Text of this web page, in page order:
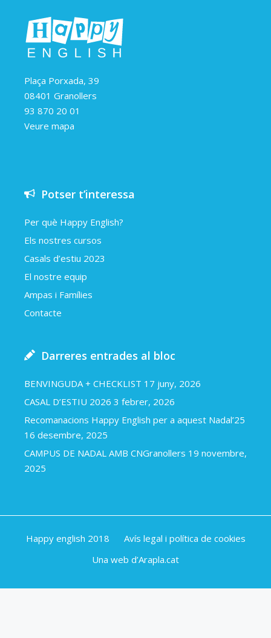
Plaça Porxada, 39
08401 Granollers
93 870 20 01
Veure mapa
Potser t’interessa
Per què Happy English?
Els nostres cursos
Casals d’estiu 2023
El nostre equip
Ampas i Famílies
Contacte
Darreres entrades al bloc
BENVINGUDA + CHECKLIST 17 juny, 2026
CASAL D’ESTIU 2026 3 febrer, 2026
Recomanacions Happy English per a aquest Nadal’25
16 desembre, 2025
CAMPUS DE NADAL AMB CNGranollers 19 novembre,
2025
Happy english 2018
Avís legal i política de cookies
Una web d’Arapla.cat